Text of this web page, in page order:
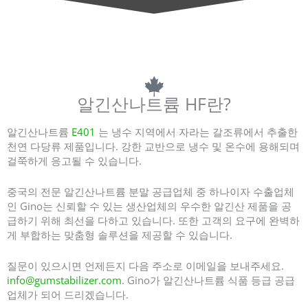
알긴산나트륨 HF란?
알긴산나트륨 E401 는 냉수 지역에서 자라는 갈조류에서 추출한
천연 다당류 제품입니다. 강한 교반으로 냉수 및 온수에 용해되며
걸쭉하게 응고될 수 있습니다.
중국의 전문 알긴산나트륨 분말 공급업체 중 하나이자 수출업체
인 Gino는 신뢰할 수 있는 생산업체의 우수한 알긴산 제품을 공
급하기 위해 최선을 다하고 있습니다. 또한 고객의 요구에 완벽하
게 부합하는 맞춤형 솔루션을 제공할 수 있습니다.
질문이 있으시면 언제든지 다음 주소로 이메일을 보내주세요.
info@gumstabilizer.com. Gino가 알긴산나트륨 식품 등급 공급
업체가 되어 드리겠습니다.